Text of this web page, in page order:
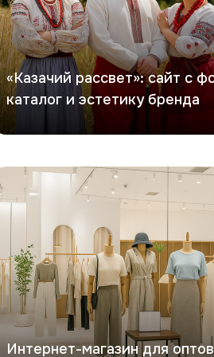
«Казачий рассвет»: сайт с
каталог и эстетику бренда
Интернет-магазин для